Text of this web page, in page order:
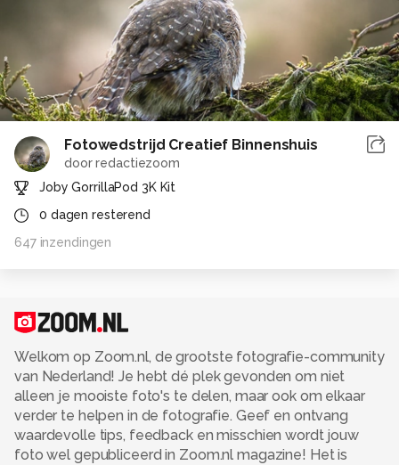
Fotowedstrijd Creatief Binnenshuis
doorredactiezoom
Joby GorrillaPod 3K Kit
0 dagen resterend
647inzendingen
Welkom op Zoom.nl, de grootste fotografie-community
van Nederland! Je hebt dé plek gevonden om niet
alleen je mooiste foto's te delen, maar ook om elkaar
verder te helpen in de fotografie. Geef en ontvang
waardevolle tips, feedback en misschien wordt jouw
foto wel gepubliceerd in Zoom.nl magazine! Het is